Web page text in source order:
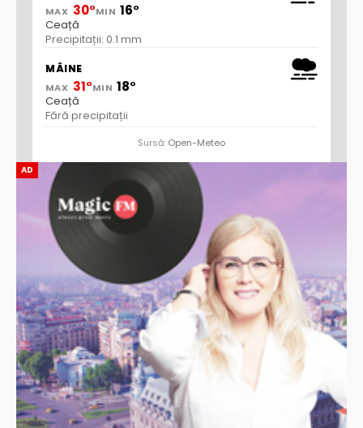
AD
MAX 30°MIN 16°
Ceață
Precipitații: 0.1 mm
MÂINE
MAX 31°MIN 18°
Ceață
Fără precipitații
Sursă: Open-Meteo